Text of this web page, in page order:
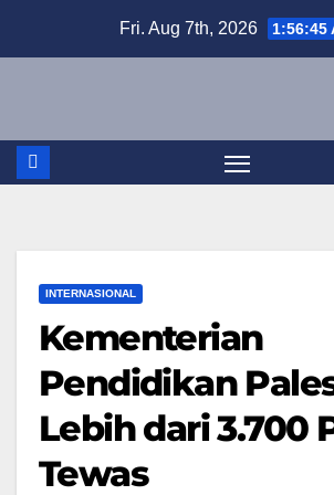
Fri. Aug 7th, 2026 1:56:46
INTERNASIONAL
Kementerian
Pendidikan
Lebih dari 3.700
Tewas